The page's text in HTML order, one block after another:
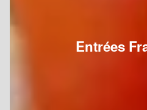
Entrées